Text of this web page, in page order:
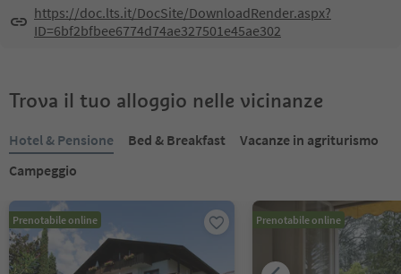
https://doc.lts.it/DocSite/DownloadRender.aspx?
ID=6bf2bfbee6774d74ae327501e45ae302
Trova il tuo alloggio nelle vicinanze
Hotel & Pensione Bed & Breakfast
Vacanze in agriturismo
Campeggio
Prenotabile online Prenotabile online